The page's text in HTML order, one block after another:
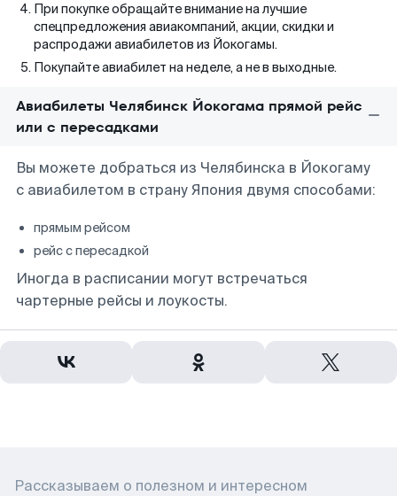
При покупке обращайте внимание на лучшие
спецпредложения авиакомпаний, акции, скидки и
распродажи авиабилетов из Йокогамы.
Покупайте авиабилет на неделе, а не в выходные.
Авиабилеты Челябинск Йокогама прямой рейс
или с пересадками
Вы можете добраться из Челябинска в Йокогаму
с авиабилетом в страну Япония двумя способами:
прямым рейсом
рейс с пересадкой
Иногда в расписании могут встречаться
чартерные рейсы и лоукосты.
Рассказываем о полезном и интересном